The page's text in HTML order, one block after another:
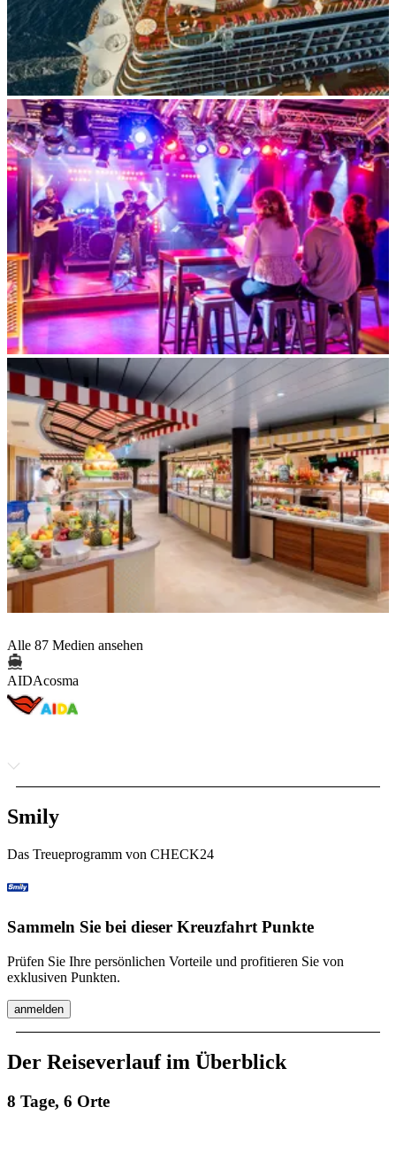
Alle 87 Medien ansehen
AIDAcosma
Smily
Das Treueprogramm von CHECK24
Sammeln Sie bei dieser Kreuzfahrt Punkte
Prüfen Sie Ihre persönlichen Vorteile und profitieren Sie von
exklusiven Punkten.
anmelden
Der Reiseverlauf im Überblick
8 Tage, 6 Orte